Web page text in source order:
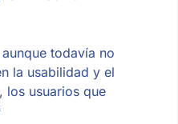
todavía no
la usabilidad y el
los usuarios que